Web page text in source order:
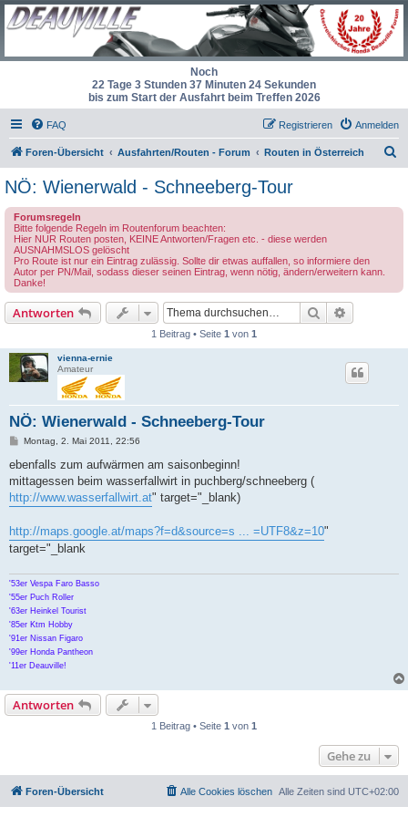
Noch
22 Tage 3 Stunden 37 Minuten 24 Sekunden
bis zum Start der Ausfahrt beim Treffen 2026
FAQ Anmelden
Registrieren
Foren-Übersicht Ausfahrten/Routen - Forum Routen in Österreich
NÖ: Wienerwald - Schneeberg-Tour
Forumsregeln
Bitte folgende Regeln im Routenforum beachten:
Hier NUR Routen posten, KEINE Antworten/Fragen etc. - diese werden
AUSNAHMSLOS gelöscht
Pro Route ist nur ein Eintrag zulässig. Sollte dir etwas auffallen, so informiere den
Autor per PN/Mail, sodass dieser seinen Eintrag, wenn nötig, ändern/erweitern kann.
Danke!
Antworten Suche
1 Beitrag • Seite 1 von 1
vienna-ernie
Amateur
NÖ: Wienerwald - Schneeberg-Tour
B
i
r
a
g
Montag, 2. Mai 2011, 22:56
ebenfalls zum aufwärmen am saisonbeginn!
mittagessen beim wasserfallwirt in puchberg/schneeberg (
http://www.wasserfallwirt.at" target="_blank)
http://maps.google.at/maps?f=d&source=s ... =UTF8&z=10"
target="_blank
'53er Vespa Faro Basso
'55er Puch Roller
'63er Heinkel Tourist
'85er Ktm Hobby
'91er Nissan Figaro
'99er Honda Pantheon
'11er Deauville!
Antworten
1 Beitrag • Seite 1 von 1
Gehe zu
Foren-Übersicht Alle Zeiten sind UTC+02:00
Alle Cookies löschen